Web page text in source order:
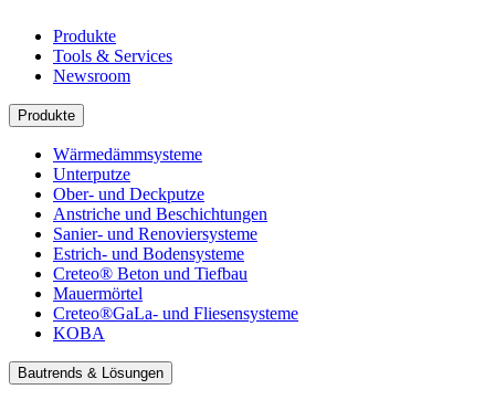
Produkte
Tools & Services
Newsroom
Produkte
Wärmedämmsysteme
Unterputze
Ober- und Deckputze
Anstriche und Beschichtungen
Sanier- und Renoviersysteme
Estrich- und Bodensysteme
Creteo® Beton und Tiefbau
Mauermörtel
Creteo®GaLa- und Fliesensysteme
KOBA
Bautrends & Lösungen